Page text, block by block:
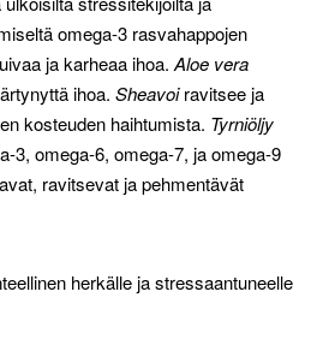
omega-3 rasvahappojen
ja karheaa ihoa. Aloe vera
ihoa. Sheavoiravitsee ja
kosteuden haihtumista. Tyrniöljy
3, omega-6, omega-7, ja omega-9
ravitsevat ja pehmentävät
herkälle ja stressaantuneelle